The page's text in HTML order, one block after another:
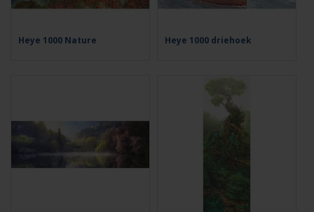
Heye 1000 Nature Heye 1000 driehoek